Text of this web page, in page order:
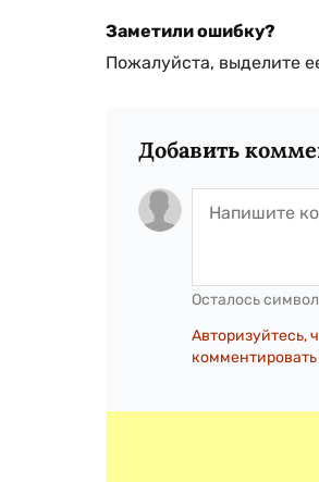
Заметили ошибку?
Пожалуйста, выделите
Добавить
Осталось
Авторизуйтесь,